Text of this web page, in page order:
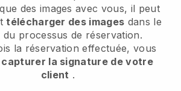
des images avec vous, il peut
télécharger des images dans le
du processus de réservation.
la réservation effectuée, vous
capturer la signature de votre
client .